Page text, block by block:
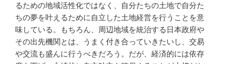
るための地域活性化ではなく、自分たちの土地で自分た
ちの夢を叶えるために自立した土地経営を行うことを意
味している。もちろん、周辺地域を統治する日本政府や
その出先機関とは、うまく付き合っていきたいし、交易
や交流も盛んに行うべきだろう。だが、経済的には依存